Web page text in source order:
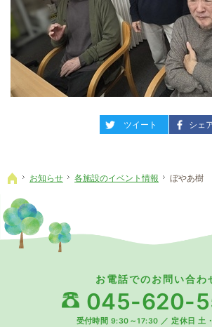
entry2350
ツイート シェ
ホーム
お知らせ 各施設のイベント情報 ぼやあ樹
お電話でのお問い合わ
045-620-
受付時間 9:30～17:30 ／ 定休日 土